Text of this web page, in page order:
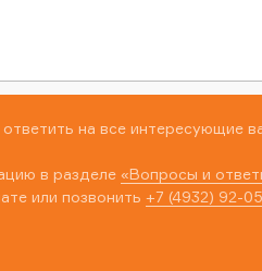
на все интересующие
в разделе «Вопросы и
или позвонить +7 (4932) 92-